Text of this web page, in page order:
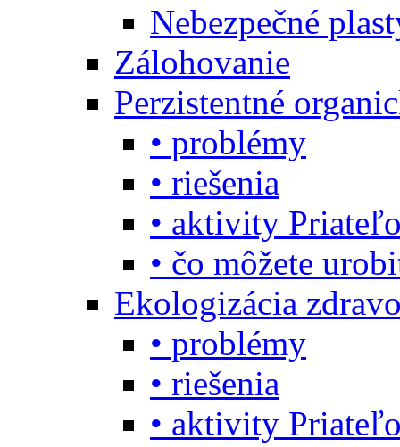
Nebezpečné
Zálohovanie
Perzistentné
• problémy
• riešenia
• aktivity
• čo môžete
Ekologizácia
• problémy
• riešenia
• aktivity